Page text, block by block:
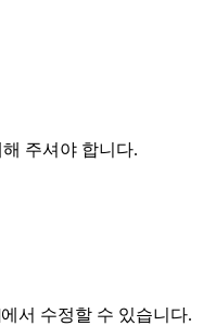
주셔야 합니다.
서 수정할 수 있습니다.